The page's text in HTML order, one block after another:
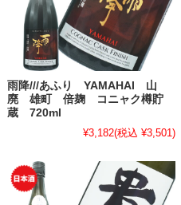
雨降///あふり YAMAHAI 山
廃 雄町 倍麹 コニャク樽貯
蔵 720ml
¥3,182(税込 ¥3,501)